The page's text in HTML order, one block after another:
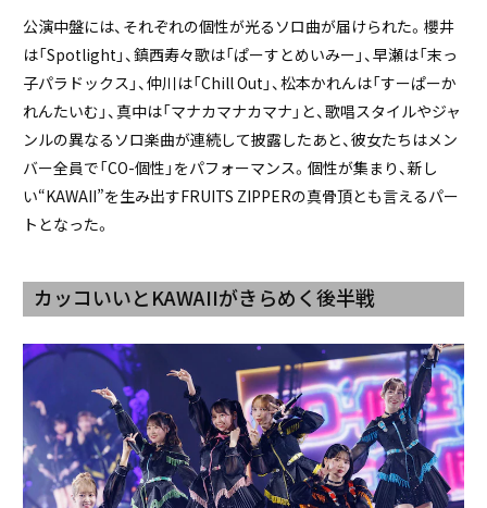
公演中盤には、それぞれの個性が光るソロ曲が届けられた。櫻井
は「Spotlight」、鎮西寿々歌は「ぱーすとめいみー」、早瀬は「末っ
子パラドックス」、仲川は「Chill Out」、松本かれんは「すーぱーか
れんたいむ」、真中は「マナカマナカマナ」と、歌唱スタイルやジャ
ンルの異なるソロ楽曲が連続して披露したあと、彼女たちはメン
バー全員で「CO-個性」をパフォーマンス。個性が集まり、新し
い“KAWAII”を生み出すFRUITS ZIPPERの真骨頂とも言えるパー
トとなった。
カッコいいとKAWAIIがきらめく後半戦